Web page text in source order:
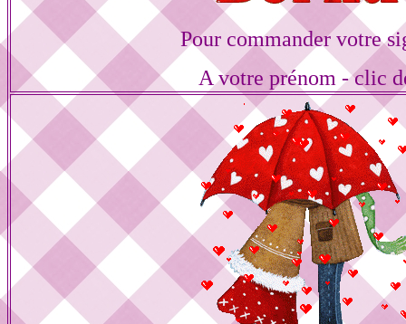
Pour commander votre
A votre prénom - clic